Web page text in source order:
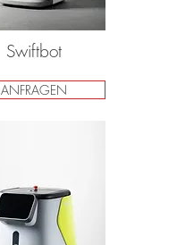
Swiftbot
ANFRAGEN